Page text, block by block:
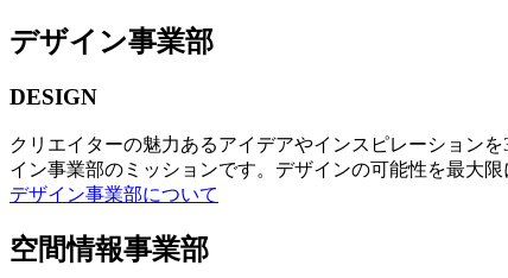
デザイン事業部
DESIGN
クリエイターの魅力あるアイデアやインスピレーション
イン事業部のミッションです。デザインの可能性を最大
デザイン事業部について
空間情報事業部